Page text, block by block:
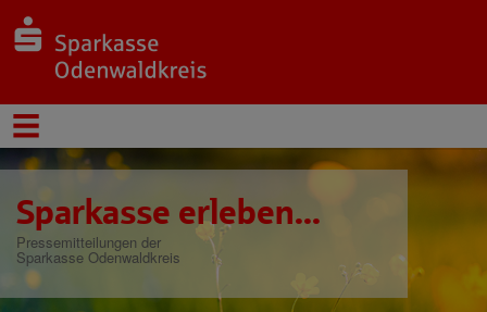
Sparkasse erleben...
Pressemitteilungen der
Sparkasse Odenwaldkreis